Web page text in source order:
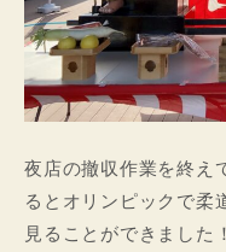
夜店の撤収作業を終え
るとオリンピックで柔
見ることができました！